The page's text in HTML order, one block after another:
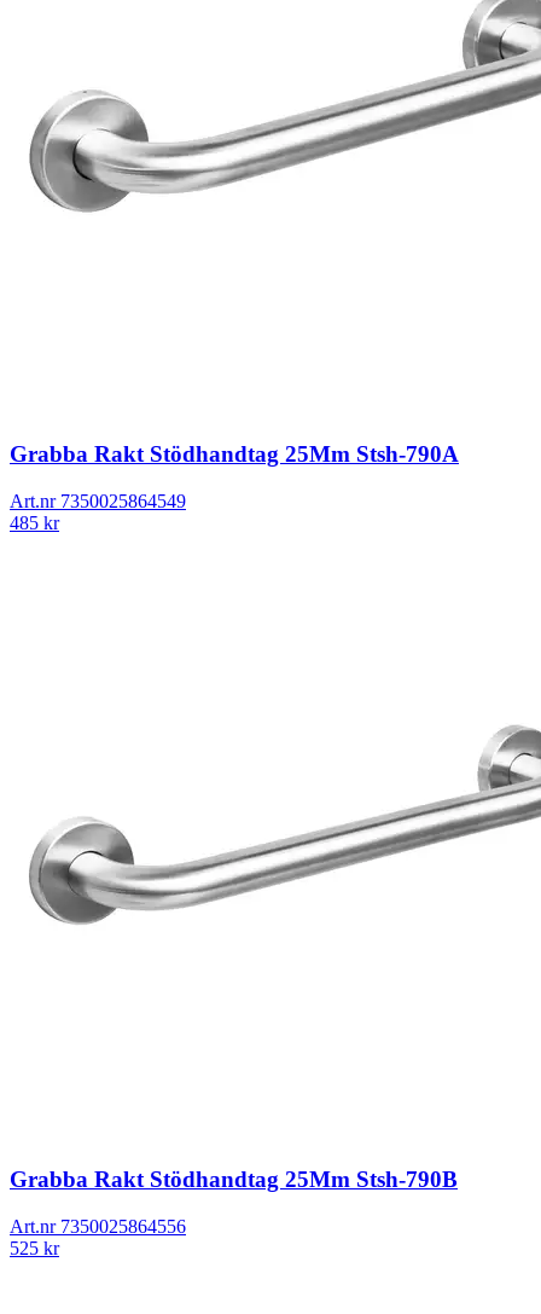
Grabba Rakt Stödhandtag 25Mm Stsh-790A
Art.nr 7350025864549
485 kr
Grabba Rakt Stödhandtag 25Mm Stsh-790B
Art.nr 7350025864556
525 kr